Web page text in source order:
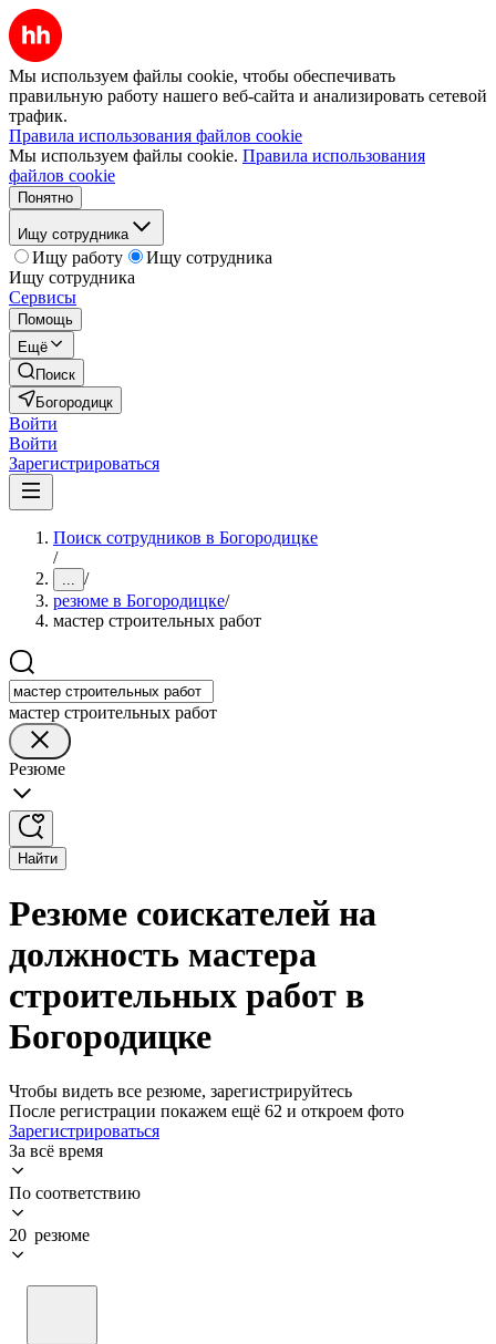
Мы используем файлы cookie, чтобы обеспечивать
правильную работу нашего веб-сайта и анализировать сетевой
трафик.
Правила использования файлов cookie
Мы используем файлы cookie. Правила использования
файлов cookie
Понятно
Ищу сотрудника
Ищу работу
Ищу сотрудника
Ищу сотрудника
Сервисы
Помощь
Ещё
Поиск
Богородицк
Войти
Войти
Зарегистрироваться
Поиск сотрудников в Богородицке
/
... /
резюме в Богородицке/
мастер строительных работ
мастер строительных работ
Резюме
Найти
Резюме соискателей на
должность мастера
строительных работ в
Богородицке
Чтобы видеть все резюме, зарегистрируйтесь
После регистрации покажем ещё 62 и откроем фото
Зарегистрироваться
За всё время
По соответствию
20 резюме